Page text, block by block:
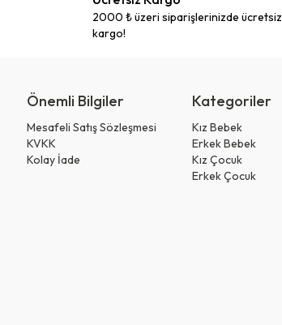
2000 ₺ üzeri siparişlerinizde ücretsiz
kargo!
Önemli Bilgiler
Mesafeli Satış Sözleşmesi
KVKK
Kolay İade
Kategoriler
Kız Bebek
Erkek Bebek
Kız Çocuk
Erkek Çocuk